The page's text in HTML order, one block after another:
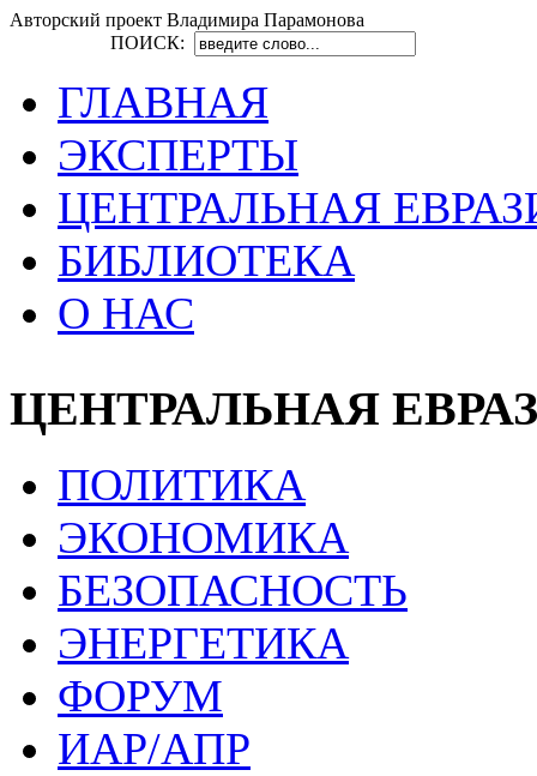
Авторский проект Владимира Парамонова
ПОИСК:
ГЛАВНАЯ
ЭКСПЕРТЫ
ЦЕНТРАЛЬНАЯ
БИБЛИОТЕКА
О НАС
ЦЕНТРАЛЬНАЯ
ПОЛИТИКА
ЭКОНОМИКА
БЕЗОПАСНОСТЬ
ЭНЕРГЕТИКА
ФОРУМ
ИАР/АПР